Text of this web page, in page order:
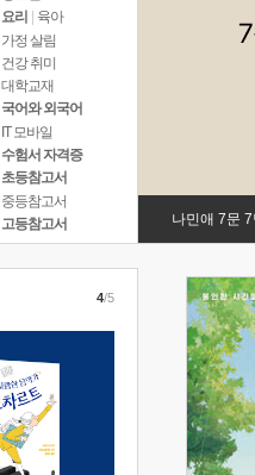
요리
육아
가정 살림
건강 취미
대학교재
국어와 외국어
IT 모바일
수험서 자격증
초등참고서
중등참고서
고등참고서
나민애 7문
4/5